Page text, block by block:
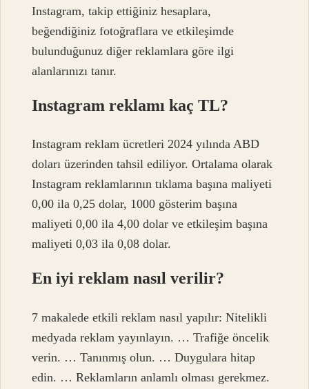
Instagram, takip ettiğiniz hesaplara,
beğendiğiniz fotoğraflara ve etkileşimde
bulunduğunuz diğer reklamlara göre ilgi
alanlarınızı tanır.
Instagram reklamı kaç TL?
Instagram reklam ücretleri 2024 yılında ABD
doları üzerinden tahsil ediliyor. Ortalama olarak
Instagram reklamlarının tıklama başına maliyeti
0,00 ila 0,25 dolar, 1000 gösterim başına
maliyeti 0,00 ila 4,00 dolar ve etkileşim başına
maliyeti 0,03 ila 0,08 dolar.
En iyi reklam nasıl verilir?
7 makalede etkili reklam nasıl yapılır: Nitelikli
medyada reklam yayınlayın. … Trafiğe öncelik
verin. … Tanınmış olun. … Duygulara hitap
edin. … Reklamların anlamlı olması gerekmez.